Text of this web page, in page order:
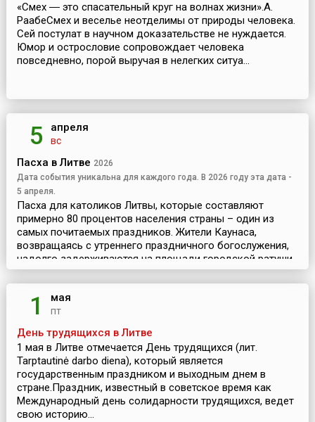
«Смех ― это спасательный круг на волнах жизни».А.
РаабеСмех и веселье неотделимы от природы человека.
Сей постулат в научном доказательстве не нуждается.
Юмор и острословие сопровождает человека
повседневно, порой выручая в нелегких ситуа...
5 апреля
вс
Пасха в Литве 2026
Дата события уникальна для каждого года. В 2026 году эта дата -
5 апреля.
Пасха для католиков Литвы, которые составляют
примерно 80 процентов населения страны – один из
самых почитаемых праздников. Жители Каунаса,
возвращаясь с утреннего праздничного богослужения,
надолго задерживаются на площади городской ратуши.
Там ...
1 мая
пт
День трудящихся в Литве
1 мая в Литве отмечается День трудящихся (лит.
Tarptautinė darbo diena), который является
государственным праздником и выходным днем в
стране.Праздник, известный в советское время как
Международный день солидарности трудящихся, ведет
свою историю...